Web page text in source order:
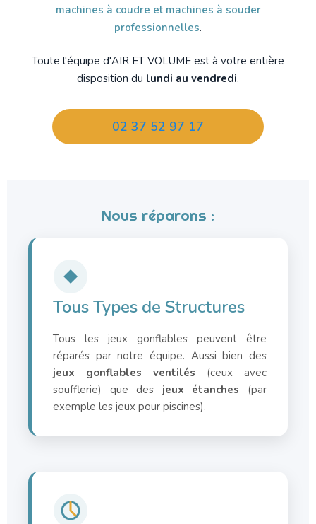
machines à coudre et machines à souder
professionnelles.
Toute l'équipe d'AIR ET VOLUME est à votre entière
disposition du lundi au vendredi.
02 37 52 97 17
Nous réparons :
Tous Types de Structures
Tous les jeux gonflables peuvent être
réparés par notre équipe. Aussi bien des
jeux gonflables ventilés (ceux avec
soufflerie) que des jeux étanches (par
exemple les jeux pour piscines).